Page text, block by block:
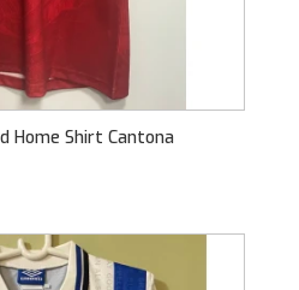
Home Shirt Cantona